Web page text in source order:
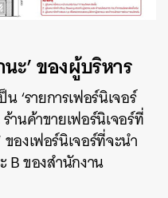
ะ’ ของผู้บริหาร
‘รายการเฟอร์นิเจอร์
านค้าขายเฟอร์นิเจอร์ที่
องเฟอร์นิเจอร์ที่จะนำ
B ของสำนักงาน